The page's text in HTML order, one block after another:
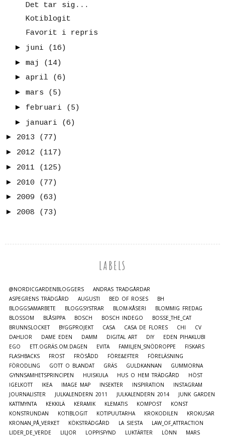
Det tar sig...
Kotiblogit
Favorit i repris
► juni
(16)
► maj
(14)
► april
(6)
► mars
(5)
► februari
(5)
► januari
(6)
► 2013
(77)
► 2012
(117)
► 2011
(125)
► 2010
(77)
► 2009
(63)
► 2008 (73)
LABELS
@NORDICGARDENBLOGGERS
ANDRAS TRÄDGÅRDAR
ASPEGRENS TRÄDGÅRD
AUGUSTI BED OF ROSES
BH
BLOGGSAMARBETE
BLOGGSYSTRAR BLOM-KÅSERI
BLOMMIG FREDAG
BLOSSOM
BLÅSIPPA BOSCH BOSCH INDEGO
BOSSE_THE_CAT
BRUNNSLOCKET
BYGGPROJEKT CASA CASA DE FLORES CHI
CV
DAHLIOR
DAME EDEN DAMM DIGITAL ART DIY
EDEN PIHAKLUBI
EGO
ETT.OGRÄS.OM.DAGEN EVITA FAMILJEN_SNÖDROPPE
FISKARS
FLASHBACKS
FROST FRÖSÅDD FÖRE&EFTER
FÖRELÄSNING
FÖRODLING
GOTT O BLANDAT GRÄS GULDKANNAN
GUMMORNA
GYNNSAMHETSPRINCIPEN
HUISKULA HUS O HEM TRÄDGÅRD
HÖST
IGELKOTT
IKEA IMAGE MAP INSEKTER INSPIRATION
INSTAGRAM
JOURNALISTER
JULKALENDERN 2011 JULKALENDERN 2014
JUNK GARDEN
KATTMYNTA
KEKKILÄ KERAMIK KLEMATIS KOMPOST
KONST
KONSTRUNDAN
KOTIBLOGIT KOTIPUUTARHA KROKODILEN
KROKUSAR
KRONAN_PÅ_VERKET
KÖKSTRÄDGÅRD LA SIESTA
LAW_OF_ATTRACTION
LIDER_DE_VERDE
LILJOR LOPPISFYND LUKTÄRTER LÖNN
MARS